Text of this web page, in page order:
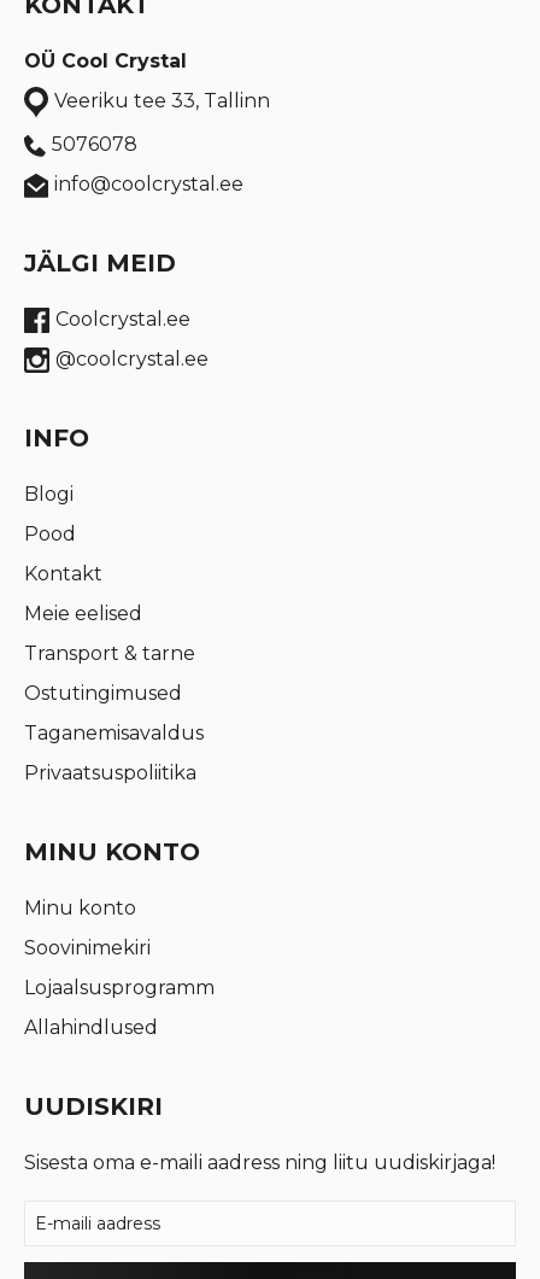
OÜ Cool Crystal
Veeriku tee 33, Tallinn
5076078
info@coolcrystal.ee
JÄLGI MEID
Coolcrystal.ee
@coolcrystal.ee
INFO
Blogi
Pood
Kontakt
Meie eelised
Transport & tarne
Ostutingimused
Taganemisavaldus
Privaatsuspoliitika
MINU KONTO
Minu konto
Soovinimekiri
Lojaalsusprogramm
Allahindlused
UUDISKIRI
Sisesta oma e-maili aadress ning liitu uudiskirjaga!